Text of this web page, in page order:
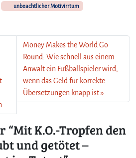
unbeachtlicher Motivirrtum
Money Makes the World Go
Round: Wie schnell aus einem
Anwalt ein Fußballspieler wird,
wenn das Geld für korrekte
Übersetzungen knapp ist
“Mit K.O.-Tropfen den
und getötet –